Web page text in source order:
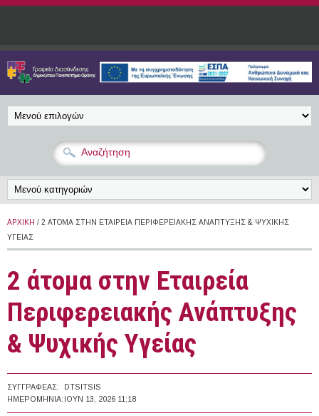
Παράκαμψη προς το κυρίως περιεχόμενο
ΑΡΧΙΚΉ / 2 ΆΤΟΜΑ ΣΤΗΝ ΕΤΑΙΡΕΊΑ ΠΕΡΙΦΕΡΕΙΑΚΉΣ ΑΝΆΠΤΥΞΗΣ & ΨΥΧΙΚΉΣ
ΥΓΕΊΑΣ
2 άτομα στην Εταιρεία
Περιφερειακής Ανάπτυξης
& Ψυχικής Υγείας
ΣΥΓΓΡΑΦΈΑΣ:
DTSITSIS
ΗΜΕΡΟΜΗΝΊΑ: ΙΟΥΝ 13, 2026 11:18